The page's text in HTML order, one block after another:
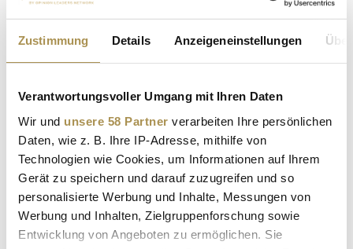
Zustimmung Details Anzeigeneinstellungen
Verantwortungsvoller Umgang mit Ihren Daten
Wir und unsere 58 Partner verarbeiten Ihre persönlichen
Daten, wie z. B. Ihre IP-Adresse, mithilfe von
Technologien wie Cookies, um Informationen auf Ihrem
Gerät zu speichern und darauf zuzugreifen und so
personalisierte Werbung und Inhalte, Messungen von
Werbung und Inhalten, Zielgruppenforschung sowie
Entwicklung von Angeboten zu ermöglichen. Sie
Kommentar veröffentlichen
Kommentar:*